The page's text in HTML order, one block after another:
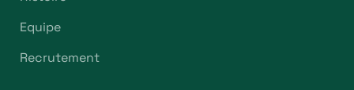
Equipe
Recrutement